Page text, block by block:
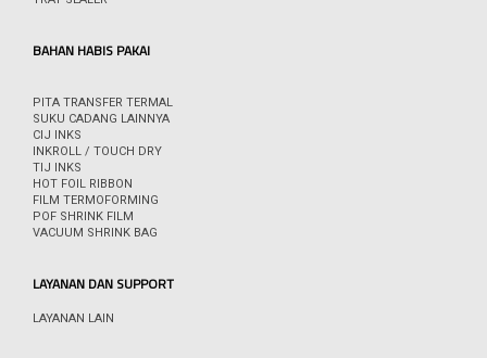
BAHAN HABIS PAKAI
PITA TRANSFER TERMAL
SUKU CADANG LAINNYA
CIJ INKS
INKROLL / TOUCH DRY
TIJ INKS
HOT FOIL RIBBON
FILM TERMOFORMING
POF SHRINK FILM
VACUUM SHRINK BAG
LAYANAN DAN SUPPORT
LAYANAN LAIN